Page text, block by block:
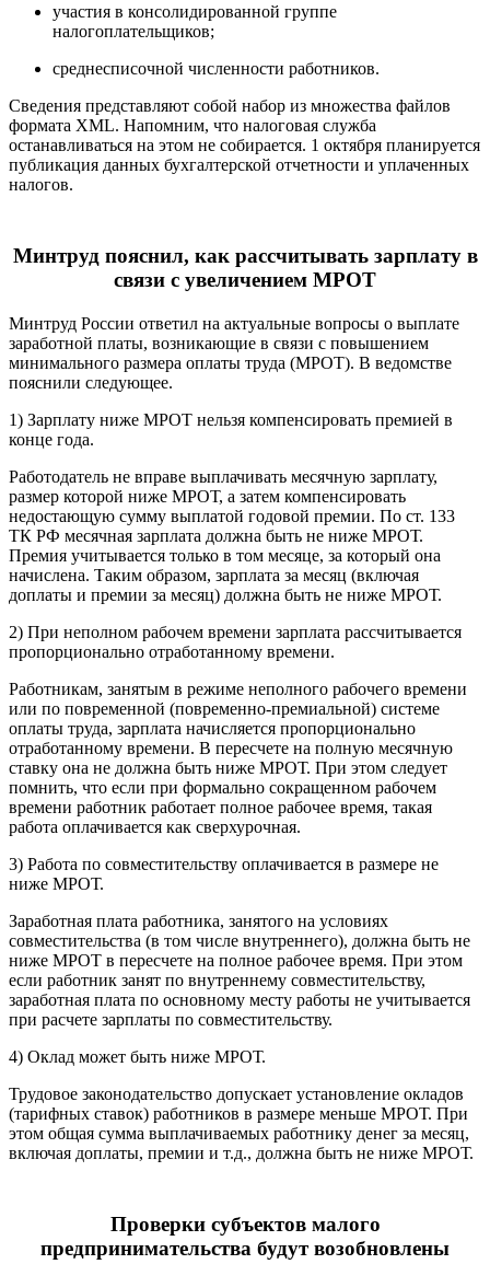
участия в консолидированной группе
налогоплательщиков;
среднесписочной численности работников.
Сведения представляют собой набор из множества файлов
формата XML. Напомним, что налоговая служба
останавливаться на этом не собирается. 1 октября планируется
публикация данных бухгалтерской отчетности и уплаченных
налогов.
Минтруд пояснил, как рассчитывать зарплату в
связи с увеличением МРОТ
Минтруд России ответил на актуальные вопросы о выплате
заработной платы, возникающие в связи с повышением
минимального размера оплаты труда (МРОТ). В ведомстве
пояснили следующее.
1) Зарплату ниже МРОТ нельзя компенсировать премией в
конце года.
Работодатель не вправе выплачивать месячную зарплату,
размер которой ниже МРОТ, а затем компенсировать
недостающую сумму выплатой годовой премии. По ст. 133
ТК РФ месячная зарплата должна быть не ниже МРОТ.
Премия учитывается только в том месяце, за который она
начислена. Таким образом, зарплата за месяц (включая
доплаты и премии за месяц) должна быть не ниже МРОТ.
2) При неполном рабочем времени зарплата рассчитывается
пропорционально отработанному времени.
Работникам, занятым в режиме неполного рабочего времени
или по повременной (повременно-премиальной) системе
оплаты труда, зарплата начисляется пропорционально
отработанному времени. В пересчете на полную месячную
ставку она не должна быть ниже МРОТ. При этом следует
помнить, что если при формально сокращенном рабочем
времени работник работает полное рабочее время, такая
работа оплачивается как сверхурочная.
3) Работа по совместительству оплачивается в размере не
ниже МРОТ.
Заработная плата работника, занятого на условиях
совместительства (в том числе внутреннего), должна быть не
ниже МРОТ в пересчете на полное рабочее время. При этом
если работник занят по внутреннему совместительству,
заработная плата по основному месту работы не учитывается
при расчете зарплаты по совместительству.
4) Оклад может быть ниже МРОТ.
Трудовое законодательство допускает установление окладов
(тарифных ставок) работников в размере меньше МРОТ. При
этом общая сумма выплачиваемых работнику денег за месяц,
включая доплаты, премии и т.д., должна быть не ниже МРОТ.
Проверки субъектов малого
предпринимательства будут возобновлены